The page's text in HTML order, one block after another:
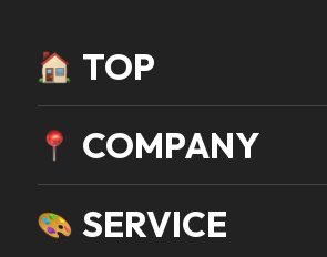
TOP
COMPANY
SERVICE